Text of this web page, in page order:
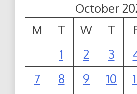
October
M
T W T
1
2 3
7
8 9 10